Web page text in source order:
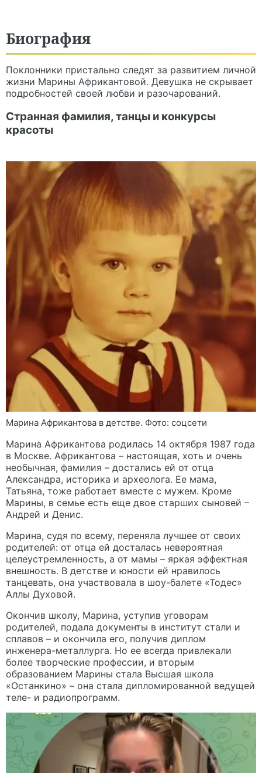
Биография
Поклонники пристально следят за развитием личной
жизни Марины Африкантовой. Девушка не скрывает
подробностей своей любви и разочарований.
Странная фамилия, танцы и конкурсы
красоты
Марина Африкантова в детстве. Фото: соцсети
Марина Африкантова родилась 14 октября 1987 года
в Москве. Африкантова – настоящая, хоть и очень
необычная, фамилия – достались ей от отца
Александра, историка и археолога. Ее мама,
Татьяна, тоже работает вместе с мужем. Кроме
Марины, в семье есть еще двое старших сыновей –
Андрей и Денис.
Марина, судя по всему, переняла лучшее от своих
родителей: от отца ей досталась невероятная
целеустремленность, а от мамы – яркая эффектная
внешность. В детстве и юности ей нравилось
танцевать, она участвовала в шоу-балете «Тодес»
Аллы Духовой.
Окончив школу, Марина, уступив уговорам
родителей, подала документы в институт стали и
сплавов – и окончила его, получив диплом
инженера-металлурга. Но ее всегда привлекали
более творческие профессии, и вторым
образованием Марины стала Высшая школа
«Останкино» – она стала дипломированной ведущей
теле- и радиопрограмм.